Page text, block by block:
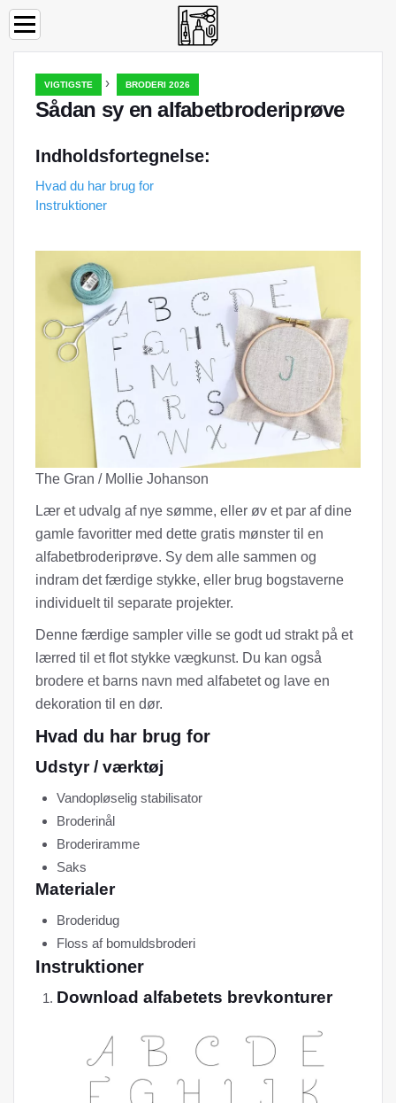
VIGTIGSTE › BRODERI 2026
Sådan sy en alfabetbroderiprøve
Indholdsfortegnelse:
Hvad du har brug for
Instruktioner
The Gran / Mollie Johanson
Lær et udvalg af nye sømme, eller øv et par af dine
gamle favoritter med dette gratis mønster til en
alfabetbroderiprøve. Sy dem alle sammen og
indram det færdige stykke, eller brug bogstaverne
individuelt til separate projekter.
Denne færdige sampler ville se godt ud strakt på et
lærred til et flot stykke vægkunst. Du kan også
brodere et barns navn med alfabetet og lave en
dekoration til en dør.
Hvad du har brug for
Udstyr / værktøj
Vandopløselig stabilisator
Broderinål
Broderiramme
Saks
Materialer
Broderidug
Floss af bomuldsbroderi
Instruktioner
Download alfabetets brevkonturer